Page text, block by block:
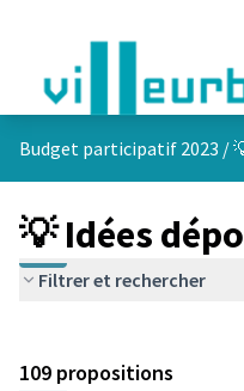
Budget participatif 2023 /
💡 Idées
Filtrer et rechercher
+
109 propositions